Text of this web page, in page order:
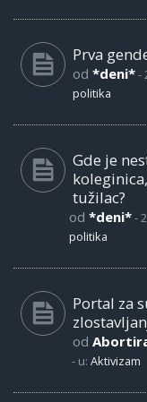
Prva
od *deni*-
politika
Gde je
tužilac?
od *deni*-
politika
Portal za
od
- u: Aktivizam